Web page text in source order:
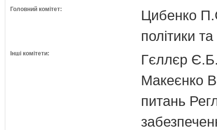
Головний комітет:
Цибенко
політики
Інші комітети:
Гєллєр
Макеєнко
питань